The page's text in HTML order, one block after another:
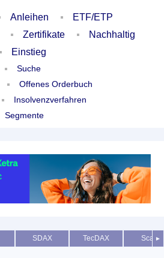
Anleihen
ETF/ETP
Zertifikate
Nachhaltig
Einstieg
Suche
Offenes Orderbuch
Insolvenzverfahren
Segmente
►
SDAX TecDAX Scale